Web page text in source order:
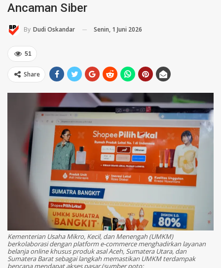
Ancaman Siber
By Dudi Oskandar Senin, 1 Juni 2026
51
Share
Kementerian Usaha Mikro, Kecil, dan Menengah (UMKM)
berkolaborasi dengan platform e-commerce menghadirkan layanan
belanja online khusus produk asal Aceh, Sumatera Utara, dan
Sumatera Barat sebagai langkah memastikan UMKM terdampak
bencana mendapat akses pasar.(sumber poto: